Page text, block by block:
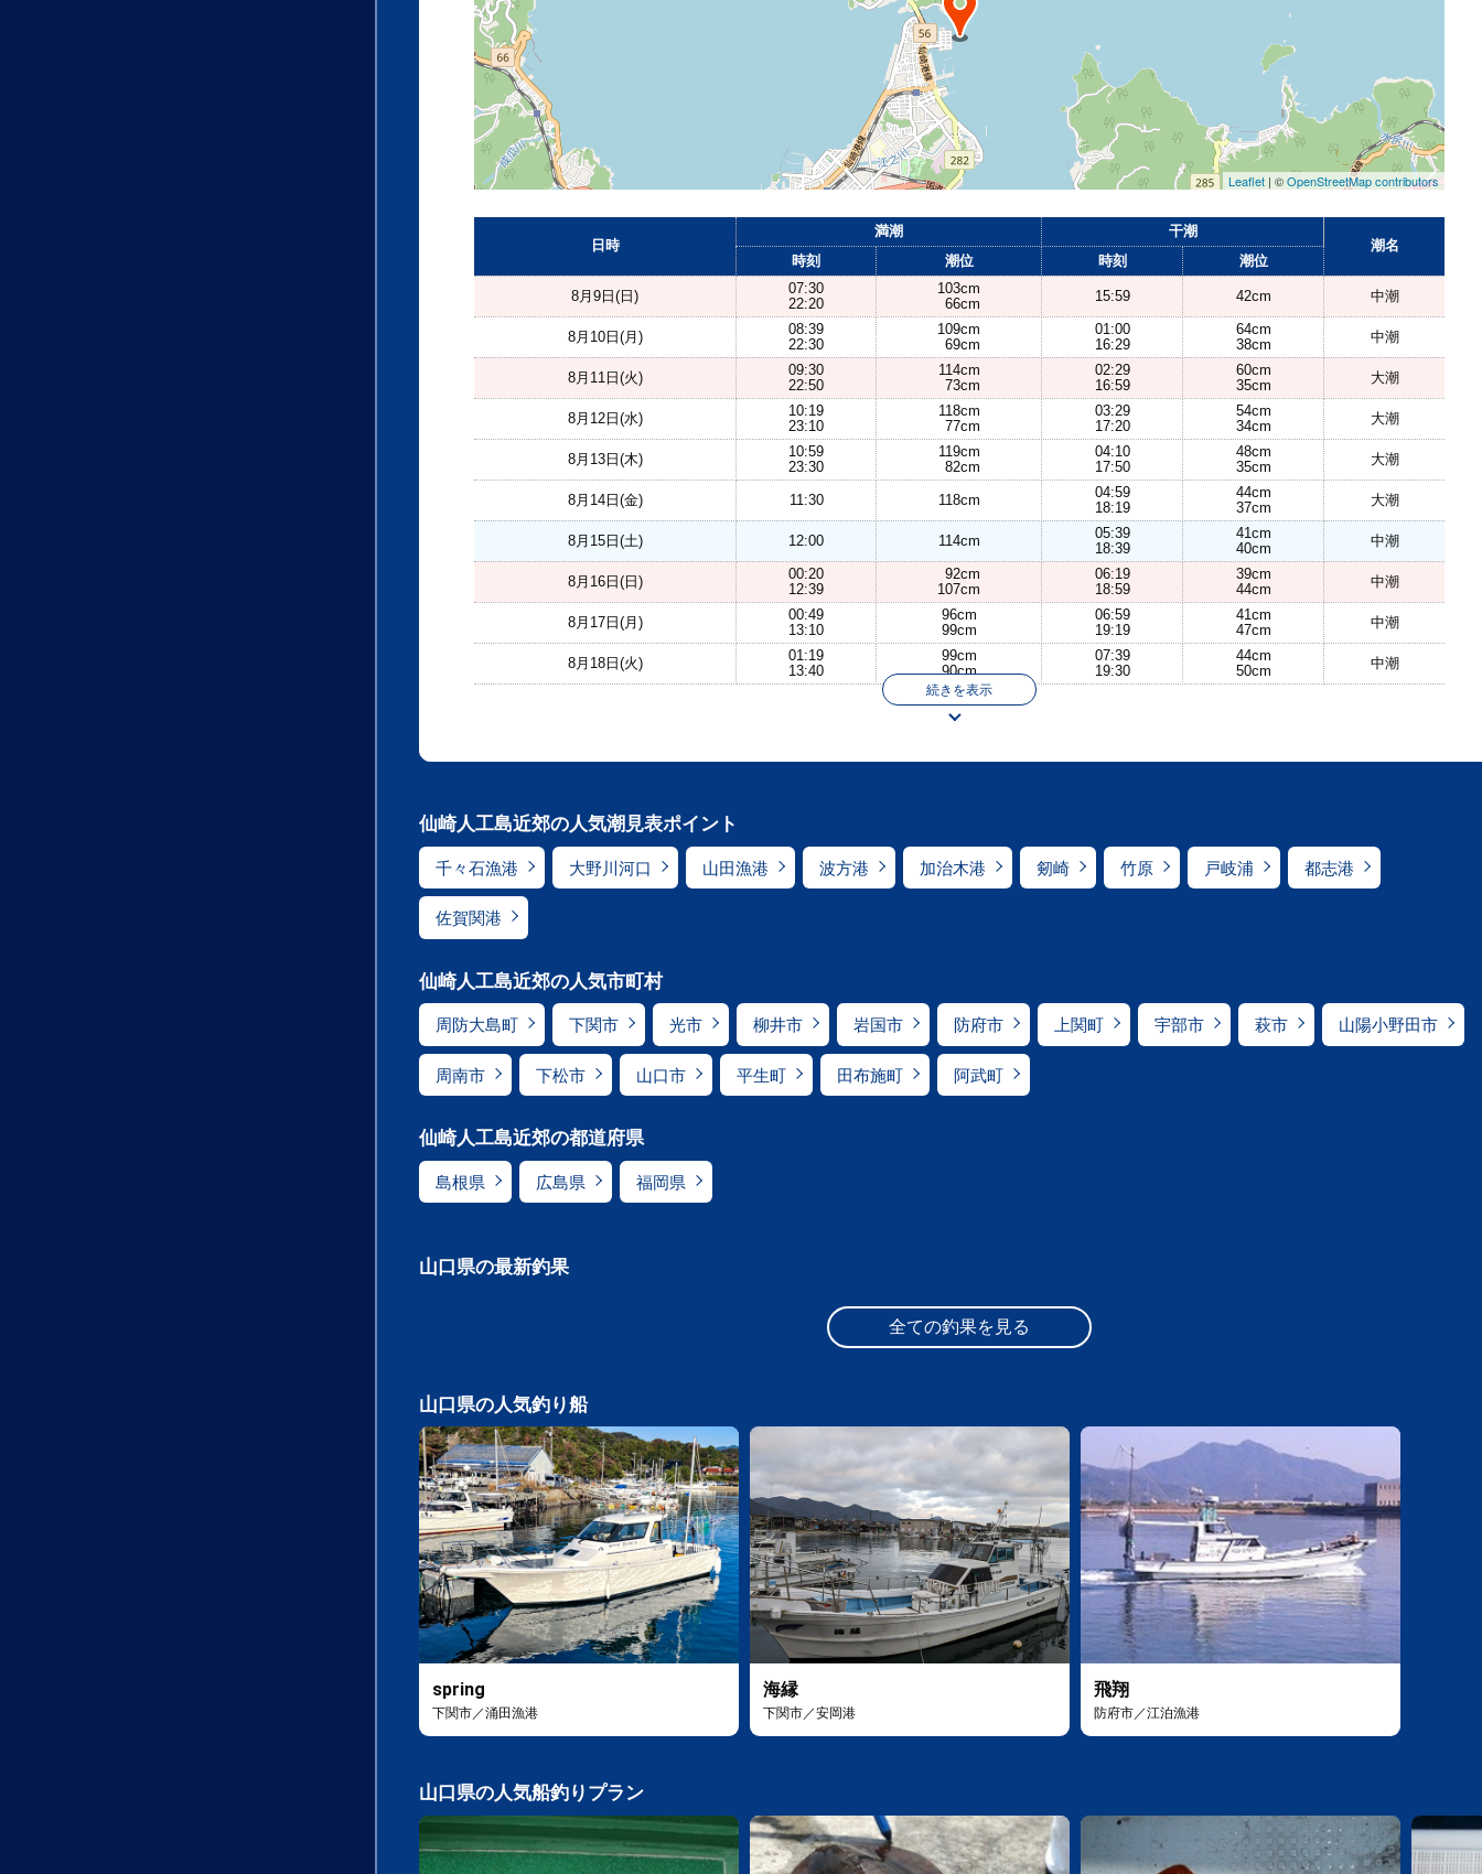
Leaflet | ©OpenStreetMap contributors
日時
満潮
干潮
潮名
時刻
潮位 時刻 潮位
8月9日(日)
07:30
22:20
103cm
66cm
15:59 42cm 中潮
8月10日(月)
08:39
22:30
109cm
69cm
01:00
16:29
64cm
38cm
中潮
8月11日(火)
09:30
22:50
114cm
73cm
02:29
16:59
60cm
35cm
大潮
8月12日(水)
10:19
23:10
118cm
77cm
03:29
17:20
54cm
34cm
大潮
8月13日(木)
10:59
23:30
119cm
82cm
04:10
17:50
48cm
35cm
大潮
8月14日(金) 11:30 118cm
04:59
18:19
44cm
37cm
大潮
8月15日(土) 12:00 114cm
05:39
18:39
41cm
40cm
中潮
8月16日(日)
00:20
12:39
92cm
107cm
06:19
18:59
39cm
44cm
中潮
8月17日(月)
00:49
13:10
96cm
99cm
06:59
19:19
41cm
47cm
中潮
8月18日(火)
01:19
13:40
99cm
90cm
07:39
19:30
44cm
50cm
中潮
続きを表示
仙崎人工島近郊の人気潮見表ポイント
千々石漁港 大野川河口 山田漁港 波方港 加治木港 剱崎 竹原 戸岐浦 都志港
佐賀関港
仙崎人工島近郊の人気市町村
周防大島町 下関市 光市 柳井市 岩国市 防府市 上関町 宇部市 萩市 山陽小野田市
周南市 下松市 山口市 平生町 田布施町 阿武町
仙崎人工島近郊の都道府県
島根県 広島県 福岡県
山口県の最新釣果
全ての釣果を見る
山口県の人気釣り船
spring
下関市／涌田漁港
海縁
下関市／安岡港
飛翔
防府市／江泊漁港
山口県の人気船釣りプラン